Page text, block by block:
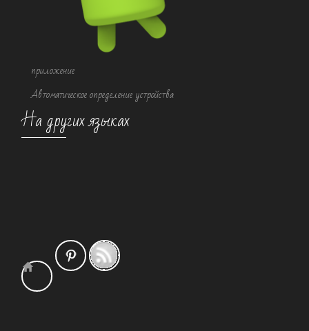
приложение
Автоматическое определение устройства
На других языках